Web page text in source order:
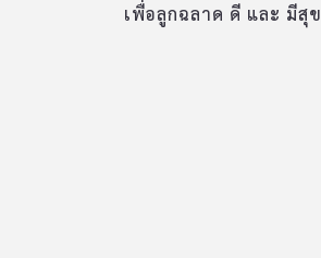
เพื่อลูกฉลาด ดี และ มีสุข